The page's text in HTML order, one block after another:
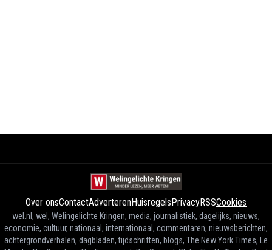
Over onsContactAdverterenHuisregels PrivacyRSSCookies
wel.nl, wel, Welingelichte Kringen, media, journalistiek, dagelijks, nieuws,
economie, cultuur, nationaal, internationaal, commentaren, nieuwsberichten,
achtergrondverhalen, dagbladen, tijdschriften, blogs, The New York Times, Le